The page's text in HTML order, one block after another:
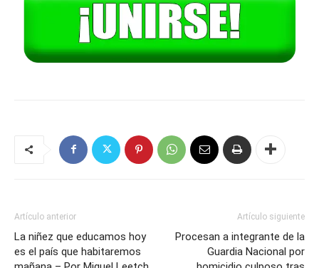
Artículo anterior
La niñez que educamos hoy
es el país que habitaremos
Artículo siguiente
Procesan a integrante de la
Guardia Nacional por